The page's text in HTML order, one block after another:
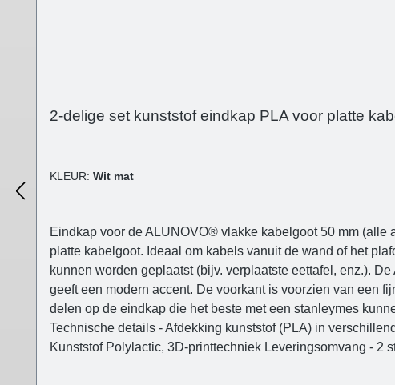
2-delige set kunststof eindkap PLA voor platte
KLEUR: Wit mat
Eindkap voor de ALUNOVO® vlakke kabelgoot 50 mm
platte kabelgoot. Ideaal om kabels vanuit de wand of het
kunnen worden geplaatst (bijv. verplaatste eettafel, enz.).
geeft een modern accent. De voorkant is voorzien van een
delen op de eindkap die het beste met een stanleymes
Technische details - Afdekking kunststof (PLA) in
Kunststof Polylactic, 3D-printtechniek Leveringsomvang - 2